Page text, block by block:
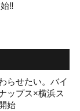
‼
らせたい。バイ
ップス×横浜ス
始